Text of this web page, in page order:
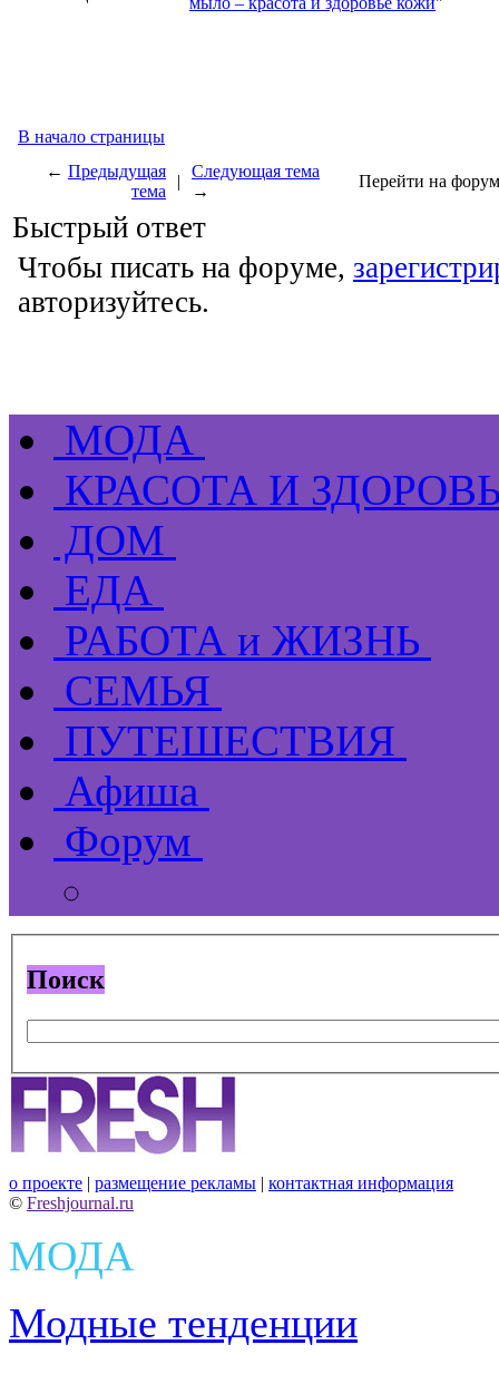
В начало страницы
← Предыдущая
тема
|
Следующая тема
→
Перейти на
Быстрый ответ
Чтобы писать на форуме,
авторизуйтесь.
МОДА
КРАСОТА И
ДОМ
ЕДА
РАБОТА и ЖИЗНЬ
СЕМЬЯ
ПУТЕШЕСТВИЯ
Афиша
Форум
Поиск
о проекте | размещение рекламы | контактная информация
© Freshjournal.ru
МОДА
Модные тенденции